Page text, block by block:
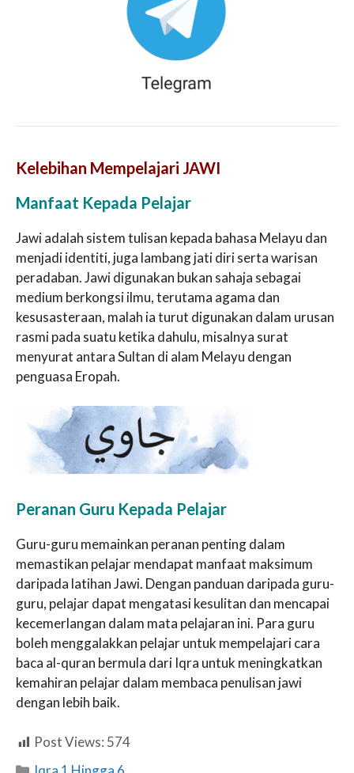
Kelebihan Mempelajari JAWI
Manfaat Kepada Pelajar
Jawi adalah sistem tulisan kepada bahasa Melayu dan
menjadi identiti, juga lambang jati diri serta warisan
peradaban. Jawi digunakan bukan sahaja sebagai
medium berkongsi ilmu, terutama agama dan
kesusasteraan, malah ia turut digunakan dalam urusan
rasmi pada suatu ketika dahulu, misalnya surat
menyurat antara Sultan di alam Melayu dengan
penguasa Eropah.
Peranan Guru Kepada Pelajar
Guru-guru memainkan peranan penting dalam
memastikan pelajar mendapat manfaat maksimum
daripada latihan Jawi. Dengan panduan daripada guru-
guru, pelajar dapat mengatasi kesulitan dan mencapai
kecemerlangan dalam mata pelajaran ini. Para guru
boleh menggalakkan pelajar untuk mempelajari cara
baca al-quran bermula dari Iqra untuk meningkatkan
kemahiran pelajar dalam membaca penulisan jawi
dengan lebih baik.
Post Views: 574
Categories